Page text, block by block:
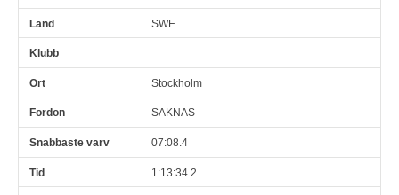
SWE
Stockholm
SAKNAS
07:08.4
1:13:34.2